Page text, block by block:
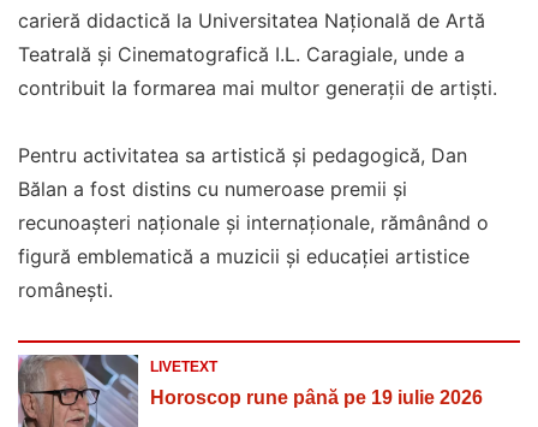
carieră didactică la Universitatea Națională de Artă
Teatrală și Cinematografică I.L. Caragiale, unde a
contribuit la formarea mai multor generații de artiști.
Pentru activitatea sa artistică și pedagogică, Dan
Bălan a fost distins cu numeroase premii și
recunoașteri naționale și internaționale, rămânând o
figură emblematică a muzicii și educației artistice
românești.
LIVETEXT
Horoscop rune până pe 19 iulie 2026